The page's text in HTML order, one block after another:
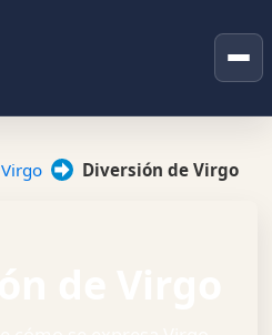
Virgo Diversión de Virgo